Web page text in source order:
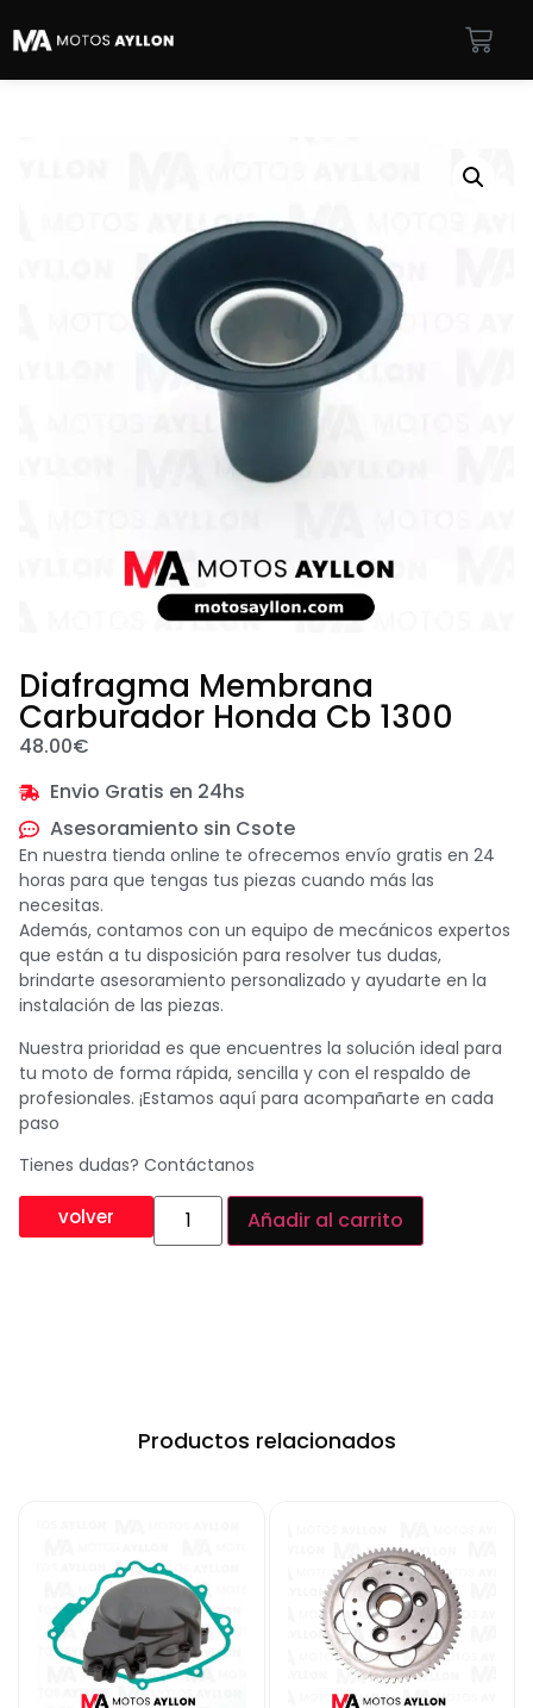
Diafragma Membrana
Carburador Honda Cb 1300
48.00€
Envio Gratis en 24hs
Asesoramiento sin Csote
En nuestra tienda online te ofrecemos envío gratis en 24
horas para que tengas tus piezas cuando más las
necesitas.
Además, contamos con un equipo de mecánicos expertos
que están a tu disposición para resolver tus dudas,
brindarte asesoramiento personalizado y ayudarte en la
instalación de las piezas.
Nuestra prioridad es que encuentres la solución ideal para
tu moto de forma rápida, sencilla y con el respaldo de
profesionales. ¡Estamos aquí para acompañarte en cada
paso
Tienes dudas? Contáctanos
volver Añadir al carrito
Productos relacionados